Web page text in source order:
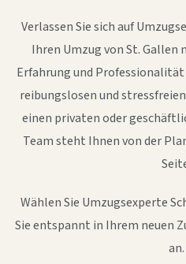
Verlassen Sie sich auf
Ihren Umzug von St. Gallen
Erfahrung und
reibungslosen und
einen privaten oder
Team steht Ihnen von der
Wählen Sie Umzugsexperte
Sie entspannt in Ihrem neuen
an.